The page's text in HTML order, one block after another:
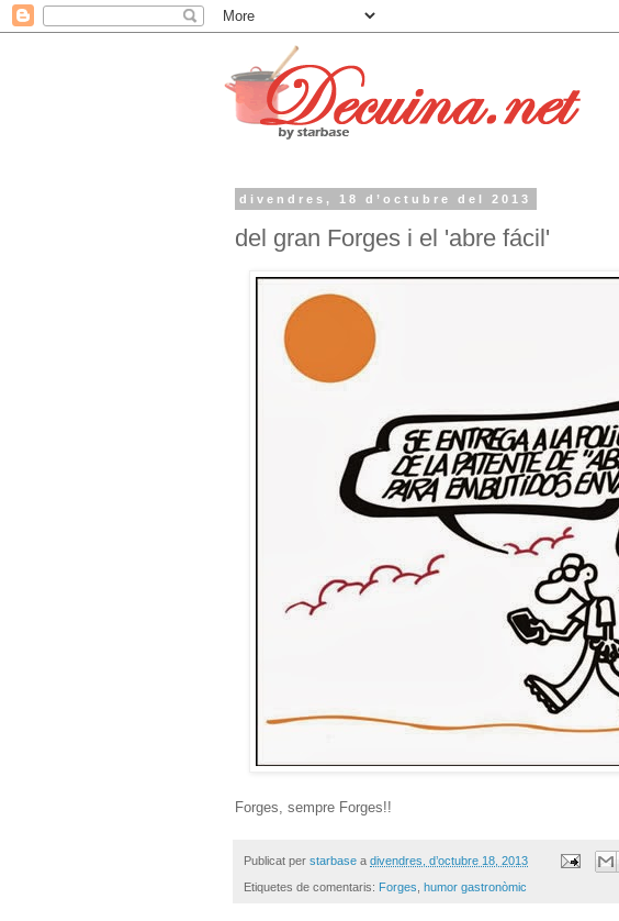
divendres, 18 d’octubre del 2013
del gran Forges i el 'abre fácil'
Forges, sempre Forges!!
Publicat per starbase a divendres, d’octubre 18, 2013
Etiquetes de comentaris: Forges humor gastronòmic